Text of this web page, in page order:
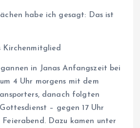
habe ich gesagt: Das ist
Kirchenmitglied
in Janas Anfangszeit bei
4 Uhr morgens mit dem
danach folgten
– gegen 17 Uhr
Dazu kamen unter